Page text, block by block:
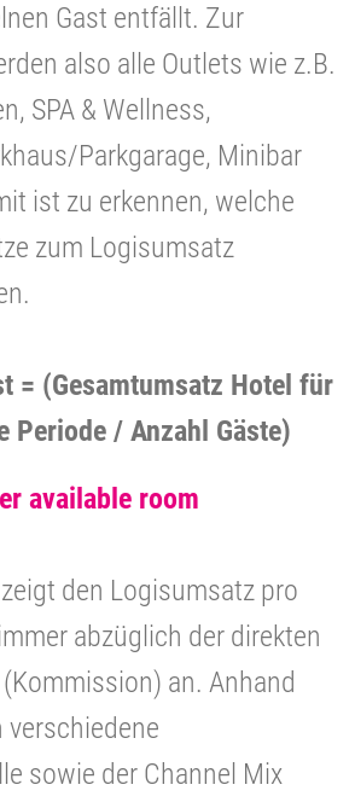
Gast entfällt. Zur
also alle Outlets wie z.B.
SPA & Wellness,
Parkgarage, Minibar
ist zu erkennen, welche
zum Logisumsatz
= (Gesamtumsatz Hotel für
Periode / Anzahl Gäste)
available room
den Logisumsatz pro
abzüglich der direkten
an. Anhand
verschiedene
sowie der Channel Mix